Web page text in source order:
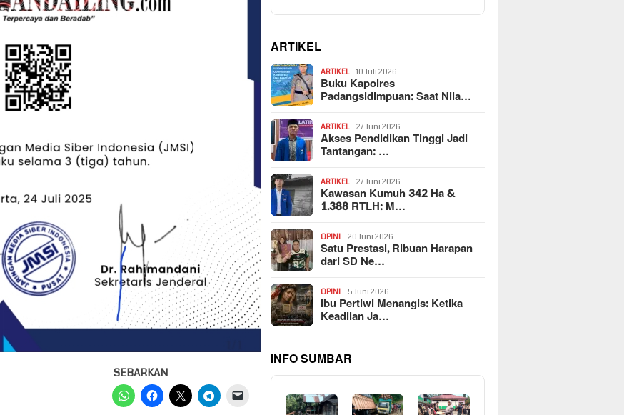
SEBARKAN
ARTIKEL
ARTIKEL 10 Juli 2026
Buku Kapolres
Padangsidimpuan: Saat Nila…
ARTIKEL 27 Juni 2026
Akses Pendidikan Tinggi Jadi
Tantangan: …
ARTIKEL 27 Juni 2026
Kawasan Kumuh 342 Ha &
1.388 RTLH: M…
OPINI 20 Juni 2026
Satu Prestasi, Ribuan Harapan
dari SD Ne…
OPINI 5 Juni 2026
Ibu Pertiwi Menangis: Ketika
Keadilan Ja…
INFO SUMBAR